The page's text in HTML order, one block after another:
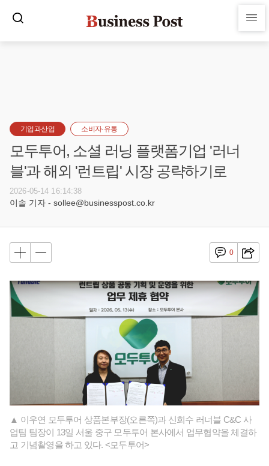
기업과산업 소비자·유통
모두투어, 소셜 러닝 플랫폼기업 '러너
블'과 해외 '런트립' 시장 공략하기로
2026-05-14 16:14:38
이솔 기자 - sollee@businesspost.co.kr
0
▲ 이우연 모두투어 상품본부장(오른쪽)과 신희수 러너블 C&C 사
업팀 팀장이 13일 서울 중구 모두투어 본사에서 업무협약을 체결하
고 기념촬영을 하고 있다. <모두투어>